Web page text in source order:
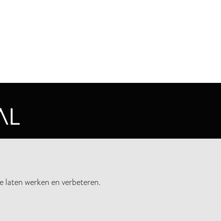
werken en verbeteren.